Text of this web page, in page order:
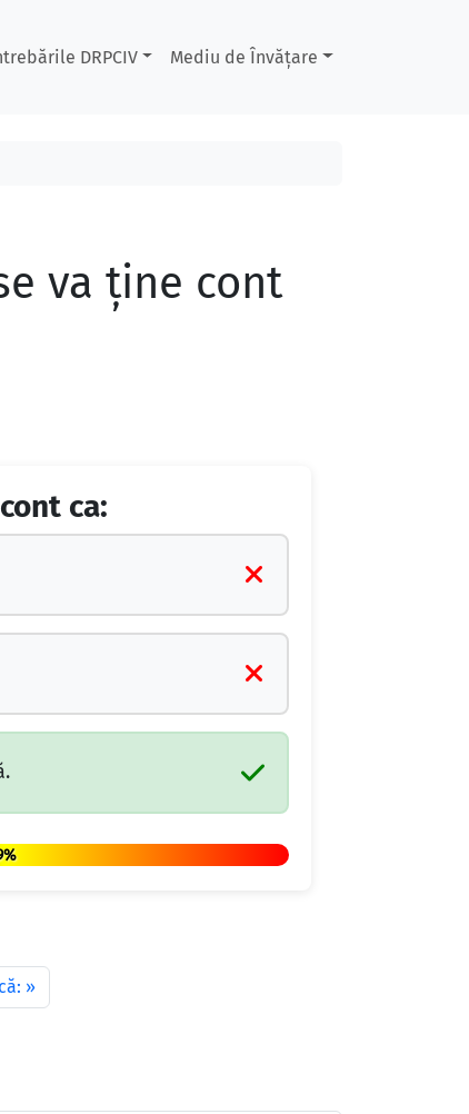
DRPCIV Mediu de Învățare
va ține cont
ca: